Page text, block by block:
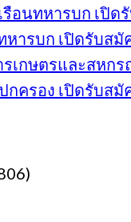
รือนทหารบก เปิ
หารบก เปิดรับส
รเกษตรและสหก
กครอง เปิดรับสมั